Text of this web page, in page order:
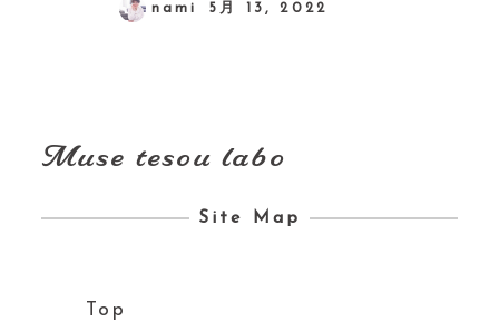
nami 5月 13, 2022
Muse tesou labo
Site Map
Top